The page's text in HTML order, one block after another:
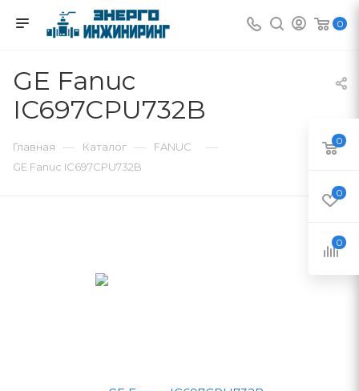
0
GE Fanuc
IC697CPU732B
Главная — Каталог — FANUC —
GE Fanuc IC697CPU732B
0
0
0